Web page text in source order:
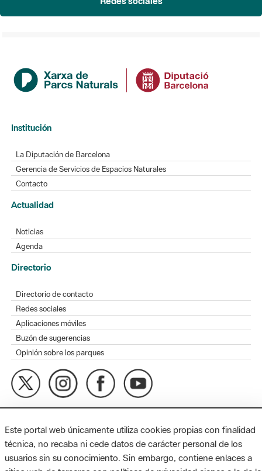
La Diputación de Barcelona
Contacto
Actualidad
Noticias
Directorio
Directorio de contacto
Aplicaciones móviles
Buzón de sugerencias
Opinión sobre los parques
MAPA WEB AVISO LEGAL ACCESIBILIDAD
Diputación de Barcelona. Edifici Llacuna, 1a planta. Badajoz, 49.
Este portal web únicamente utiliza cookies propias con finalidad
técnica, no recaba ni cede datos de carácter personal de los
usuarios sin su conocimiento. Sin embargo, contiene enlaces a